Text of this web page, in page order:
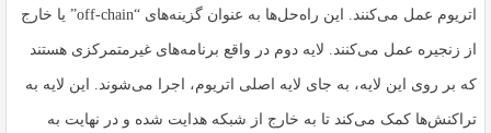
اتریوم عمل می‌کنند. این راه‌حل‌ها به عنوان گزینه‌های “off-chain” یا خارج
از زنجیره عمل می‌کنند. لایه دوم در واقع برنامه‌های غیرمتمرکزی هستند
که بر روی این لایه، به جای لایه اصلی اتریوم، اجرا می‌شوند. این لایه به
تراکنش‌ها کمک می‌کند تا به خارج از شبکه هدایت شده و در نهایت به